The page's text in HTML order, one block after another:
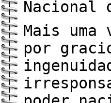
Nacional
Mais
por